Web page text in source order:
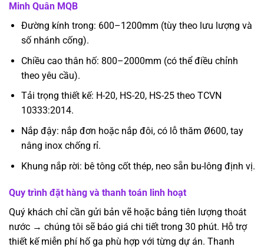
Minh Quân MQB
Đường kính trong: 600–1200mm (tùy theo lưu lượng và
số nhánh cống).
Chiều cao thân hố: 800–2000mm (có thể điều chỉnh
theo yêu cầu).
Tải trọng thiết kế: H-20, HS-20, HS-25 theo TCVN
10333:2014.
Nắp đậy: nắp đơn hoặc nắp đôi, có lỗ thăm Ø600, tay
nâng inox chống rỉ.
Khung nắp rời: bê tông cốt thép, neo sẵn bu-lông định vị.
Quy trình đặt hàng và thanh toán linh hoạt
Quý khách chỉ cần gửi bản vẽ hoặc bảng tiên lượng thoát
nước → chúng tôi sẽ báo giá chi tiết trong 30 phút. Hỗ trợ
thiết kế miễn phí hố ga phù hợp với từng dự án. Thanh